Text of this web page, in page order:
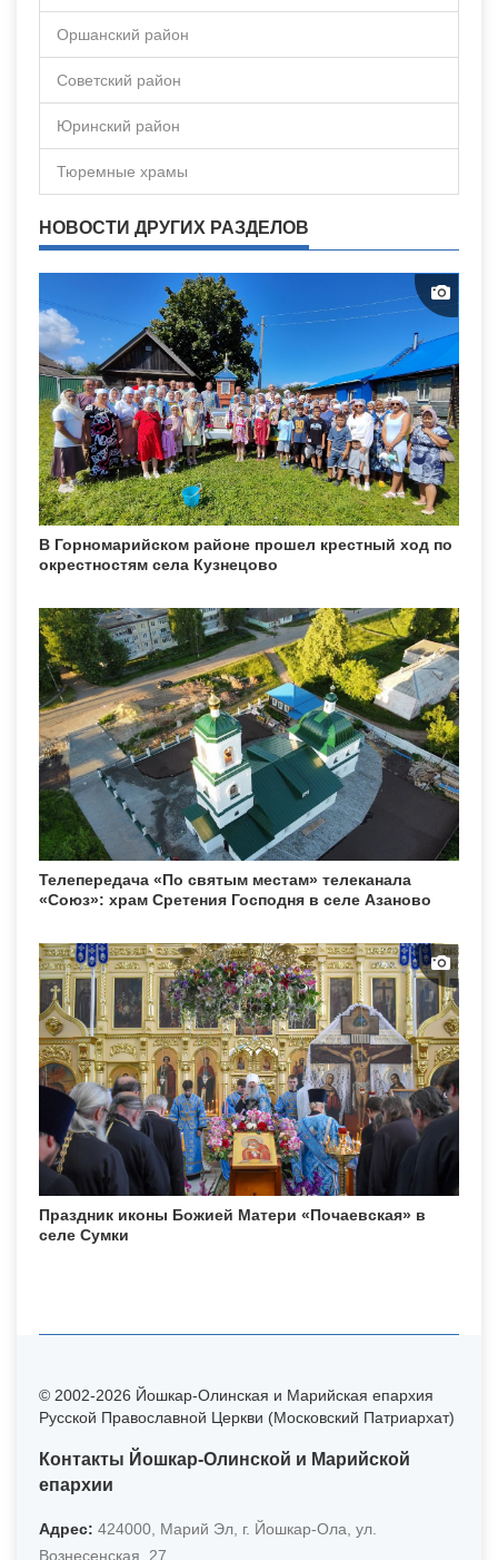
Оршанский район
Советский район
Юринский район
Тюремные храмы
НОВОСТИ ДРУГИХ РАЗДЕЛОВ
В Горномарийском районе прошел крестный ход по
окрестностям села Кузнецово
Телепередача «По святым местам» телеканала
«Союз»: храм Сретения Господня в селе Азаново
Праздник иконы Божией Матери «Почаевская» в
селе Сумки
© 2002-2026 Йошкар-Олинская и Марийская епархия
Русской Православной Церкви (Московский Патриархат)
Контакты Йошкар-Олинской и Марийской
епархии
Адрес: 424000, Марий Эл, г. Йошкар-Ола, ул.
Вознесенская, 27